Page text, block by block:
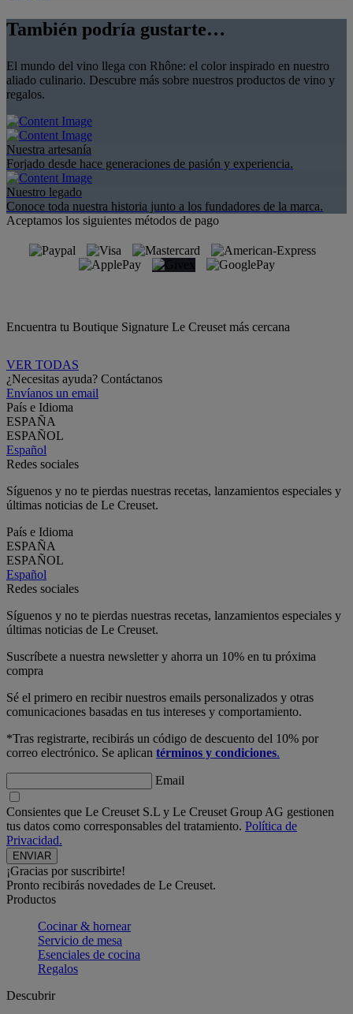
También podría gustarte…
El mundo del vino llega con Rhône: el color inspirado en nuestro
aliado culinario. Descubre más sobre nuestros productos de vino y
regalos.
Nuestra artesanía
Forjado desde hace generaciones de pasión y experiencia.
Nuestro legado
Conoce toda nuestra historia junto a los fundadores de la marca.
Aceptamos los siguientes métodos de pago
Encuentra tu Boutique Signature Le Creuset más cercana
VER TODAS
¿Necesitas ayuda? Contáctanos
Envíanos un email
País e Idioma
ESPAÑA
ESPAÑOL
Español
Redes sociales
Síguenos y no te pierdas nuestras recetas, lanzamientos especiales y
últimas noticias de Le Creuset.
País e Idioma
ESPAÑA
ESPAÑOL
Español
Redes sociales
Síguenos y no te pierdas nuestras recetas, lanzamientos especiales y
últimas noticias de Le Creuset.
Suscríbete a nuestra newsletter y ahorra un 10% en tu próxima
compra
Sé el primero en recibir nuestros emails personalizados y otras
comunicaciones basadas en tus intereses y comportamiento.
*Tras registrarte, recibirás un código de descuento del 10% por
correo electrónico. Se aplican términos y condiciones.
Email
Consientes que Le Creuset S.L y Le Creuset Group AG gestionen
tus datos como corresponsables del tratamiento. Política de
Privacidad.
¡Gracias por suscribirte!
Pronto recibirás novedades de Le Creuset.
Productos
Cocinar & hornear
Servicio de mesa
Esenciales de cocina
Regalos
Descubrir